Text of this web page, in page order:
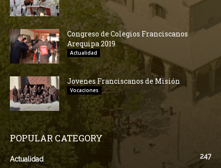
Congreso de Colegios Franciscanos
Arequipa 2019
Actualidad
Jovenes Franciscanos de Misión
Vocaciones
POPULAR CATEGORY
Actualidad
247